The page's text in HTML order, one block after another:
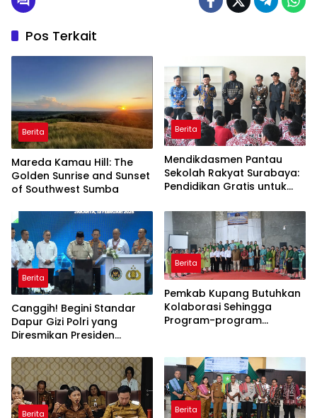
Pos Terkait
Berita
Mareda Kamau Hill: The
Golden Sunrise and Sunset
of Southwest Sumba
Berita
Mendikdasmen Pantau
Sekolah Rakyat Surabaya:
Pendidikan Gratis untuk
Berita
Canggih! Begini Standar
Dapur Gizi Polri yang
Diresmikan Presiden
Berita
Pemkab Kupang Butuhkan
Kolaborasi Sehingga
Program-program
Berita Berita